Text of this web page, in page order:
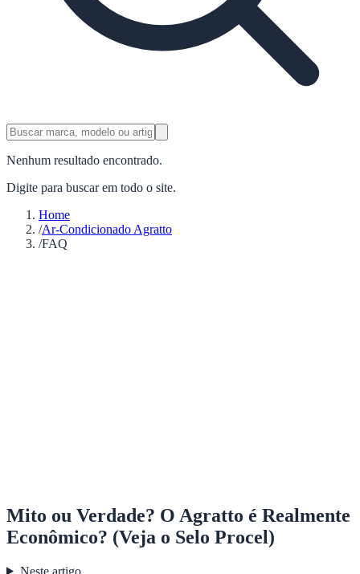
Nenhum resultado encontrado.
Digite para buscar em todo o site.
Home
/Ar-Condicionado Agratto
/FAQ
Mito ou Verdade? O Agratto é Realmente
Econômico? (Veja o Selo Procel)
Neste artigo